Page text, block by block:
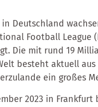
Deutschland
Football League
Die mit rund 19
besteht aktuell aus
ein großes
2023 in Frankfurt